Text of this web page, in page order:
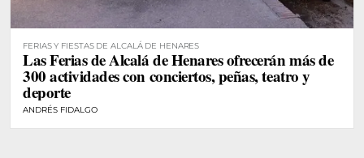
FERIAS Y FIESTAS DE ALCALÁ DE HENARES
Las Ferias de Alcalá de Henares ofrecerán más de
300 actividades con conciertos, peñas, teatro y
deporte
ANDRÉS FIDALGO